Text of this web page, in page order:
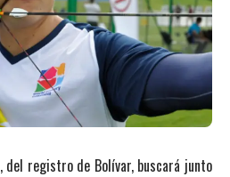
, del registro de Bolívar, buscará junto